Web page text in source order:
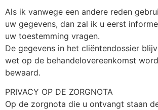
Als ik vanwege een andere reden
uw gegevens, dan zal ik u eerst
uw toestemming vragen.
De gegevens in het cliëntendossier
wet op de behandelovereenkomst
bewaard.
PRIVACY OP DE ZORGNOTA
Op de zorgnota die u ontvangt staan